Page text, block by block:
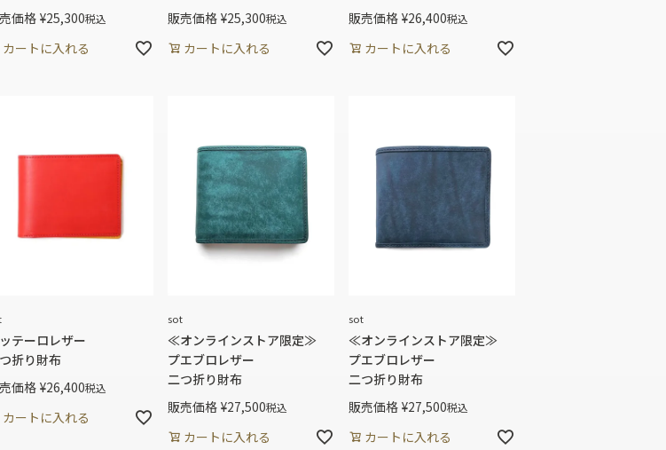
価格 ¥25,300税込
カートに入れる
販売価格 ¥25,300税込
カートに入れる
販売価格 ¥26,400税込
カートに入れる
テーロレザー
折り財布
価格 ¥26,400税込
カートに入れる
sot
≪オンラインストア限定≫
プエブロレザー
二つ折り財布
販売価格 ¥27,500税込
カートに入れる
sot
≪オンラインストア限定≫
プエブロレザー
二つ折り財布
販売価格 ¥27,500税込
カートに入れる